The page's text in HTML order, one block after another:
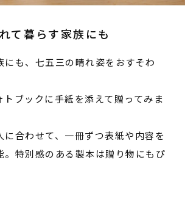
て暮らす家族にも
にも、七五三の晴れ姿をおすそわ
トブックに手紙を添えて贈ってみま
に合わせて、一冊ずつ表紙や内容を
。特別感のある製本は贈り物にもぴ